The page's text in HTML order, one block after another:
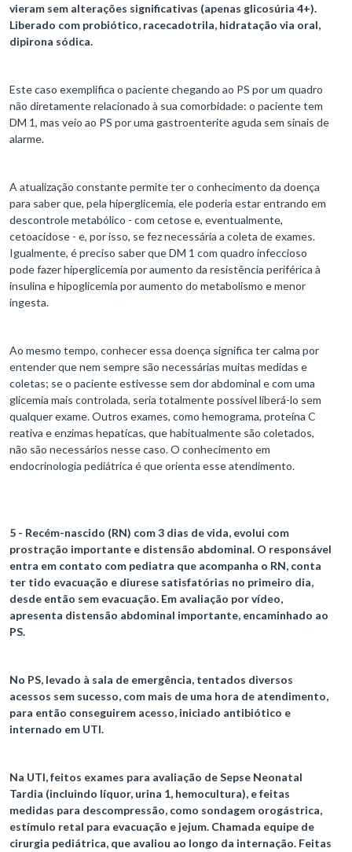
vieram sem alterações significativas (apenas glicosúria 4+).
Liberado com probiótico, racecadotrila, hidratação via oral,
dipirona sódica.
Este caso exemplifica o paciente chegando ao PS por um quadro
não diretamente relacionado à sua comorbidade: o paciente tem
DM 1, mas veio ao PS por uma gastroenterite aguda sem sinais de
alarme.
A atualização constante permite ter o conhecimento da doença
para saber que, pela hiperglicemia, ele poderia estar entrando em
descontrole metabólico - com cetose e, eventualmente,
cetoacidose - e, por isso, se fez necessária a coleta de exames.
Igualmente, é preciso saber que DM 1 com quadro infeccioso
pode fazer hiperglicemia por aumento da resistência periférica à
insulina e hipoglicemia por aumento do metabolismo e menor
ingesta.
Ao mesmo tempo, conhecer essa doença significa ter calma por
entender que nem sempre são necessárias muitas medidas e
coletas; se o paciente estivesse sem dor abdominal e com uma
glicemia mais controlada, seria totalmente possível liberá-lo sem
qualquer exame. Outros exames, como hemograma, proteína C
reativa e enzimas hepatícas, que habitualmente são coletados,
não são necessários nesse caso. O conhecimento em
endocrinologia pediátrica é que orienta esse atendimento.
5 - Recém-nascido (RN) com 3 dias de vida, evolui com
prostração importante e distensão abdominal. O responsável
entra em contato com pediatra que acompanha o RN, conta
ter tido evacuação e diurese satisfatórias no primeiro dia,
desde então sem evacuação. Em avaliação por vídeo,
apresenta distensão abdominal importante, encaminhado ao
PS.
No PS, levado à sala de emergência, tentados diversos
acessos sem sucesso, com mais de uma hora de atendimento,
para então conseguirem acesso, iniciado antibiótico e
internado em UTI.
Na UTI, feitos exames para avaliação de Sepse Neonatal
Tardia (incluindo líquor, urina 1, hemocultura), e feitas
medidas para descompressão, como sondagem orogástrica,
estímulo retal para evacuação e jejum. Chamada equipe de
cirurgia pediátrica, que avaliou ao longo da internação. Feitas